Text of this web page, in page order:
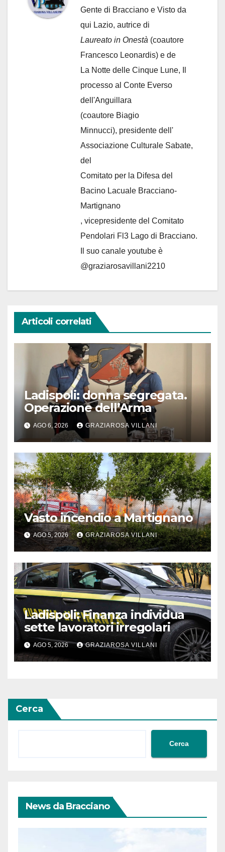
Gente di Bracciano e Visto da
qui Lazio, autrice di
Laureato in Onestà (coautore
Francesco Leonardis) e de
La Notte delle Cinque Lune, Il
processo al Conte Everso
dell'Anguillara
(coautore Biagio
Minnucci), presidente dell'
Associazione Culturale Sabate,
del
Comitato per la Difesa del
Bacino Lacuale Bracciano-
Martignano
, vicepresidente del Comitato
Pendolari Fl3 Lago di Bracciano.
Il suo canale youtube è
@graziarosavillani2210
Articoli correlati
Ladispoli: donna segregata.
Operazione dell’Arma
AGO 6, 2026 GRAZIAROSA VILLANI
Vasto incendio a Martignano
AGO 5, 2026 GRAZIAROSA VILLANI
Ladispoli: Finanza individua
sette lavoratori irregolari
AGO 5, 2026 GRAZIAROSA VILLANI
Cerca
Cerca
News da Bracciano